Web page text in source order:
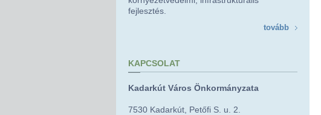
fejlesztés.
tovább
KAPCSOLAT
Kadarkút Város Önkormányzata
7530 Kadarkút, Petőfi S. u. 2.